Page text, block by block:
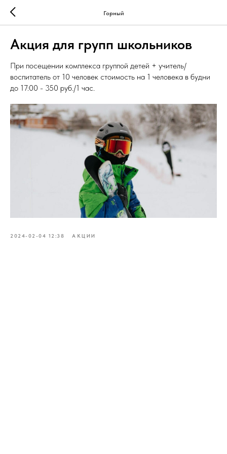
Горный
Акция для групп школьников
При посещении комплекса группой детей + учитель/
воспитатель от 10 человек стоимость на 1 человека в будни
до 17:00 - 350 руб./1 час.
2024-02-04 12:38 АКЦИИ